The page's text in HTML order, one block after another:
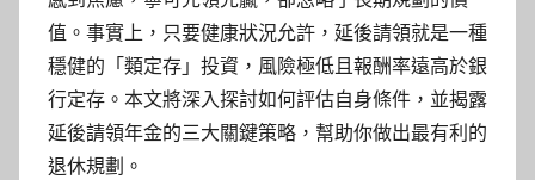
值。事實上，只要健康狀況允許，延後請領就是一種
穩健的「類定存」投資，風險極低且報酬率遠高於銀
行定存。本文將深入探討如何評估自身條件，並揭露
延後請領年金的三大關鍵策略，幫助你做出最有利的
退休規劃。